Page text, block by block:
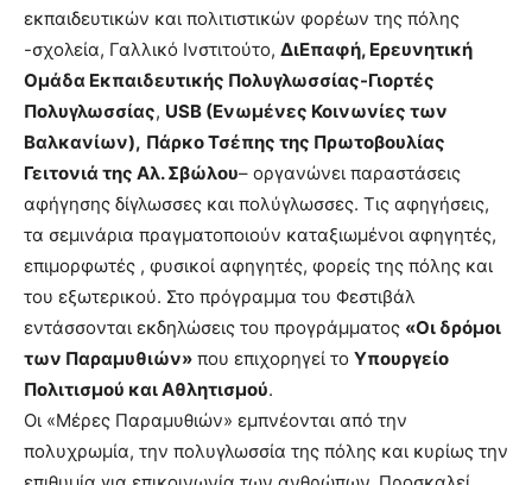
εκπαιδευτικών και πολιτιστικών φορέων της πόλης
-σχολεία, Γαλλικό Ινστιτούτο, ΔιΕπαφή, Ερευνητική
Ομάδα Εκπαιδευτικής Πολυγλωσσίας-Γιορτές
Πολυγλωσσίας, USB (Ενωμένες Κοινωνίες των
Βαλκανίων), Πάρκο Τσέπης της Πρωτοβουλίας
Γειτονιά της Αλ. Σβώλου– οργανώνει παραστάσεις
αφήγησης δίγλωσσες και πολύγλωσσες. Τις αφηγήσεις,
τα σεμινάρια πραγματοποιούν καταξιωμένοι αφηγητές,
επιμορφωτές , φυσικοί αφηγητές, φορείς της πόλης και
του εξωτερικού. Στο πρόγραμμα του Φεστιβάλ
εντάσσονται εκδηλώσεις του προγράμματος «Οι δρόμοι
των Παραμυθιών» που επιχορηγεί το Υπουργείο
Πολιτισμού και Αθλητισμού.
Οι «Μέρες Παραμυθιών» εμπνέονται από την
πολυχρωμία, την πολυγλωσσία της πόλης και κυρίως την